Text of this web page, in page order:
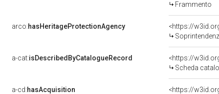
Frammento
arco:hasHeritageProtectionAgency
<https://
Soprintendenza
a-cat:isDescribedByCatalogueRecord
<https://
Scheda
a-cd:hasAcquisition
<https://